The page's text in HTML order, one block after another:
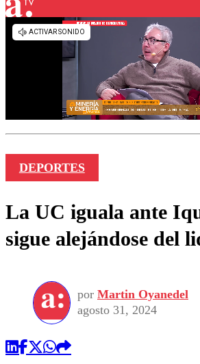
DEPORTES
La UC iguala ante
sigue alejándose del
por Martin Oyanedel
agosto 31, 2024